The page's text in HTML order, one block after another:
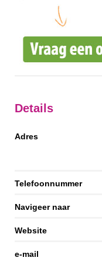
Details
Adres
Telefoonnummer
Navigeer naar
Website
e-mail